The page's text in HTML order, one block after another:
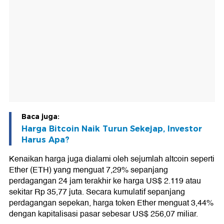
Baca juga:
Harga Bitcoin Naik Turun Sekejap, Investor
Harus Apa?
Kenaikan harga juga dialami oleh sejumlah altcoin seperti
Ether (ETH) yang menguat 7,29% sepanjang
perdagangan 24 jam terakhir ke harga US$ 2.119 atau
sekitar Rp 35,77 juta. Secara kumulatif sepanjang
perdagangan sepekan, harga token Ether menguat 3,44%
dengan kapitalisasi pasar sebesar US$ 256,07 miliar.